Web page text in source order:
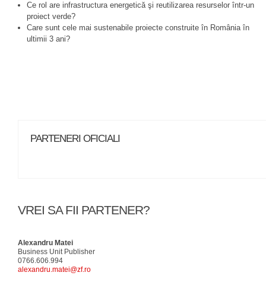
Ce rol are infrastructura energetică şi reutilizarea resurselor într-un
proiect verde?
Care sunt cele mai sustenabile proiecte construite în România în
ultimii 3 ani?
PARTENERI OFICIALI
VREI SA FII PARTENER?
Alexandru Matei
Business Unit Publisher
0766.606.994
alexandru.matei@zf.ro